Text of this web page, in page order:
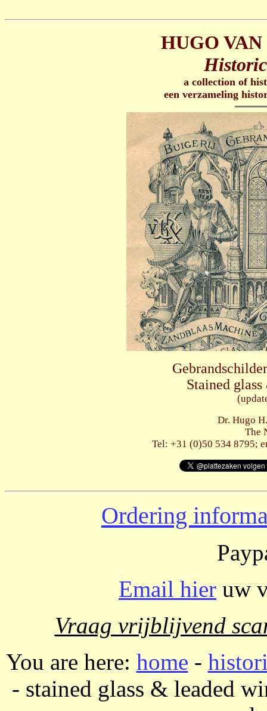
HUGO
a collection of
een verzameling
Stained
Dr. Hugo
The
Tel: +31 (0)50 534 8795;
Ordering
Email hier uw
Vraag vrijblijvend
You are here: home -
- stained glass & leaded